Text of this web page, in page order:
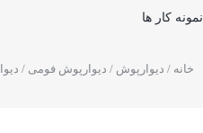
نمونه کار ها
خانه / دیوارپوش / دیوارپوش فومی /